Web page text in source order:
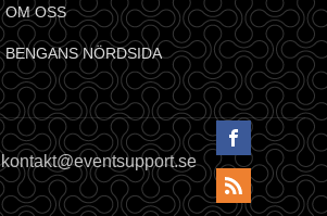
OM OSS
BENGANS NÖRDSIDA
kontakt@eventsupport.se